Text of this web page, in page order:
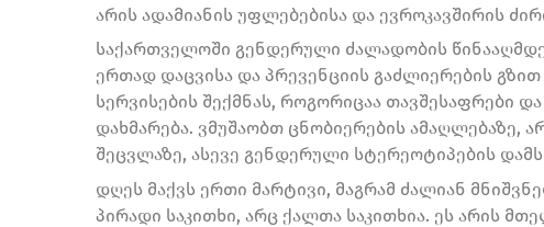
არის ადამიანის უფლებებისა და ევროკავშირის
საქართველოში გენდერული ძალადობის
ერთად დაცვისა და პრევენციის გაძლიერების
სერვისების შექმნას, როგორიცაა თავშესაფრები
დახმარება. ვმუშაობთ ცნობიერების ამაღლებაზე,
შეცვლაზე, ასევე გენდერული სტერეოტიპების
დღეს მაქვს ერთი მარტივი, მაგრამ ძალიან
პირადი საკითხი, არც ქალთა საკითხია. ეს არის